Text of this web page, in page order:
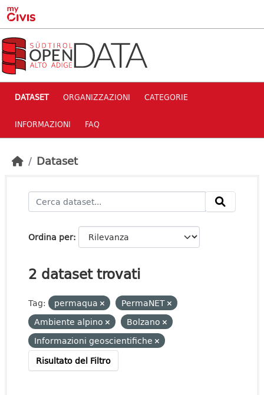
Skip to main content
DATASET ORGANIZZAZIONI CATEGORIE
INFORMAZIONI FAQ
Dataset
Ordina per
2 dataset trovati
Tag: permaqua
PermaNET
Ambiente alpino
Bolzano
Informazioni geoscientifiche
Risultato del Filtro